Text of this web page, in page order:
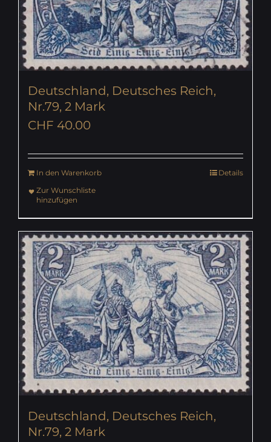
Deutschland, Deutsches Reich,
Nr.79, 2 Mark
CHF 40.00
In den Warenkorb
Details
Zur Wunschliste
hinzufügen
Deutschland, Deutsches Reich,
Nr.79, 2 Mark